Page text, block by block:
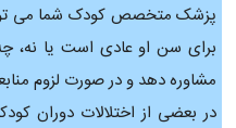
پزشک متخصص کودک شما می تواند
برای سن او عادی است یا نه،
مشاوره دهد و در صورت لزوم
در بعضی از اختلالات دوران